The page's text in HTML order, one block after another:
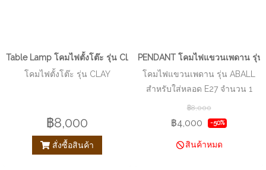
Table Lamp โคมไฟตั้งโต๊ะ รุ่น CLAY EVE-00496
โคมไฟตั้งโต๊ะ รุ่น CLAY
฿8,000
สั่งซื้อสินค้า
PENDANT โคมไฟแขวนเพดาน รุ่
โคมไฟแขวนเพดาน รุ่น ABALL
สำหรับใส่หลอด E27 จำนวน 1
ดวง
฿8,000
฿4,000 -50%
สินค้าหมด